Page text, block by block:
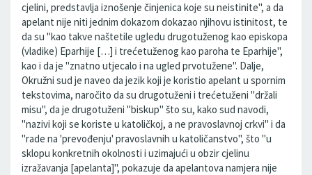
cjelini, predstavlja iznošenje činjenica koje su neistinite", a da
apelant nije niti jednim dokazom dokazao njihovu istinitost, te
da su "kao takve naštetile ugledu drugotuženog kao episkopa
(vladike) Eparhije […] i trećetuženog kao paroha te Eparhije",
kao i da je "znatno utjecalo i na ugled prvotužene". Dalje,
Okružni sud je naveo da jezik koji je koristio apelant u spornim
tekstovima, naročito da su drugotuženi i trećetuženi "držali
misu", da je drugotuženi "biskup" što su, kako sud navodi,
"nazivi koji se koriste u katoličkoj, a ne pravoslavnoj crkvi" i da
"rade na 'prevođenju' pravoslavnih u katoličanstvo", što "u
sklopu konkretnih okolnosti i uzimajući u obzir cjelinu
izražavanja [apelanta]", pokazuje da apelantova namjera nije